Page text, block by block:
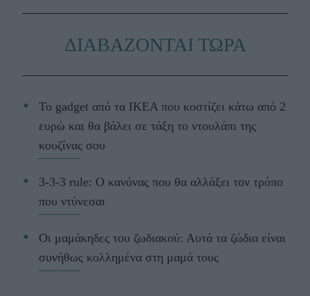
ΔΙΑΒΑΖΟΝΤΑΙ ΤΩΡΑ
Το gadget από τα IKEA που κοστίζει κάτω από 2
ευρώ και θα βάλει σε τάξη το ντουλάπι της
κουζίνας σου
3-3-3 rule: Ο κανόνας που θα αλλάξει τον τρόπο
που ντύνεσαι
Οι μαμάκηδες του ζωδιακού: Αυτά τα ζώδια είναι
συνήθως κολλημένα στη μαμά τους